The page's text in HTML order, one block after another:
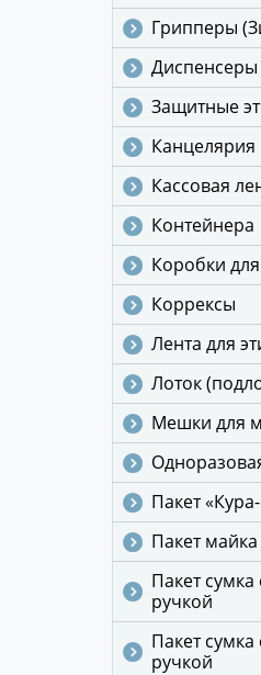
Грипперы
Диспенсеры
Защитные
Канцелярия
Кассовая
Контейнера
Коробки
Коррексы
Лента для
Лоток
Мешки для
Пакет
Пакет майка
Пакет сумка
ручкой
Пакет сумка
ручкой